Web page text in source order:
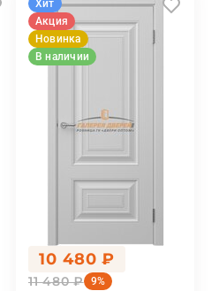
Хит
Акция
Новинка
В наличии
10 480 ₽
11 480 ₽ 9%